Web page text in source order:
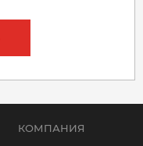
КОМПАНИЯ